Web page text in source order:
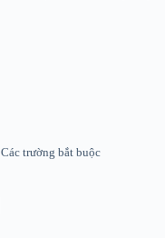
Các trường bắt buộc